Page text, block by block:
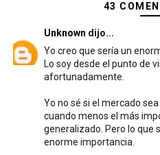
43
Unknown dijo...
Yo creo que sería un
Lo soy desde el punto de
afortunadamente.
Yo no sé si el mercado
cuando menos el más
generalizado. Pero lo que
enorme importancia.